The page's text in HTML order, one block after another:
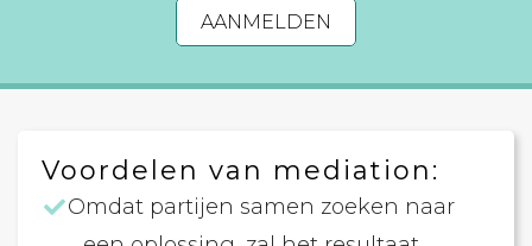
AANMELDEN
Voordelen van mediation:
Omdat partijen samen zoeken naar